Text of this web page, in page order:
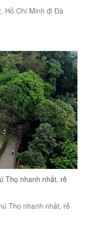
Hồ Chí Minh đi Đà
Thọ nhanh nhất, rẻ
Thọ nhanh nhất, rẻ